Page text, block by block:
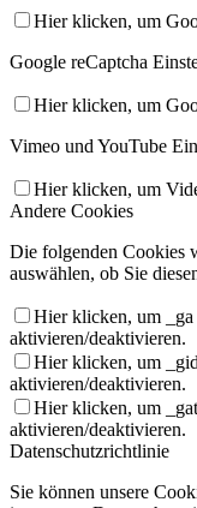
Hier klicken, um
Google reCaptcha
Hier klicken, um
Vimeo und YouTube
Hier klicken, um
Andere Cookies
Die folgenden Cookies
auswählen, ob Sie
Hier klicken, um
aktivieren/deaktivieren.
Hier klicken, um
aktivieren/deaktivieren.
Hier klicken, um
aktivieren/deaktivieren.
Datenschutzrichtlinie
Sie können unsere